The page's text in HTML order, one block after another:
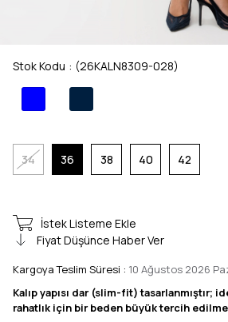
Stok Kodu (26KALN8309-028)
34 36 38 40 42
İstek Listeme Ekle
Fiyat Düşünce Haber Ver
Kargoya Teslim Süresi : 10 Ağustos 2026
Kalıp yapısı dar (slim-fit) tasarlanmıştır;
rahatlık için bir beden büyük tercih